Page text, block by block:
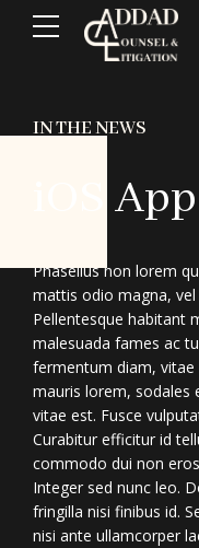
IN THE NEWS
iOS
Phasellus non lorem
mattis odio magna, vel
Pellentesque habitant
malesuada fames ac
fermentum diam, vitae
mauris lorem, sodales
vitae est. Fusce
Curabitur efficitur id
commodo dui non
Integer sed nunc leo.
fringilla nisi finibus id.
nisi ante ullamcorper